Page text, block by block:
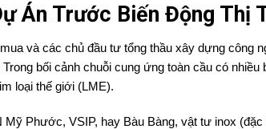
Án Trước Biến Động Thị
và các chủ đầu tư tổng thầu xây dựng công
bối cảnh chuỗi cung ứng toàn cầu có
loại thế giới (LME).
Phước, VSIP, hay Bàu Bàng, vật tư inox